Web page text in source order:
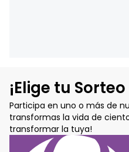
¡Elige tu
Participa en uno o más de
transformas la vida de
transformar la tuya!